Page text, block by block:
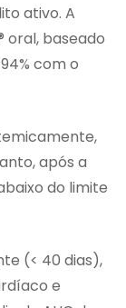
ativo. A
oral, baseado
com o
após a
do limite
(< 40 dias),
e